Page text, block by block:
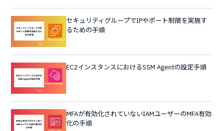
セキュリティグループでIPやポート制限を実施す
るための手順
EC2インスタンスにおけるSSM Agentの設定手順
MFAが有効化されていないIAMユーザーのMFA有効
化の手順